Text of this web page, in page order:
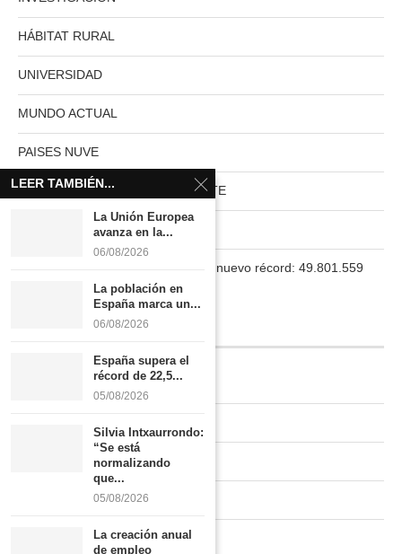
HÁBITAT RURAL
UNIVERSIDAD
MUNDO ACTUAL
PAISES NUVE
HABITAT RURAL AUTOSUFICIENTE
La población en España marca un nuevo récord: 49.801.559
INFORMACIÓN
Quiénes somos
Publicidad tarifas
Política de privacidad
LEER TAMBIÉN...
La Unión Europea
avanza en la...
06/08/2026
La población en
España marca un...
06/08/2026
España supera el
récord de 22,5...
05/08/2026
Silvia Intxaurrondo:
“Se está
normalizando
que...
05/08/2026
La creación anual
de empleo